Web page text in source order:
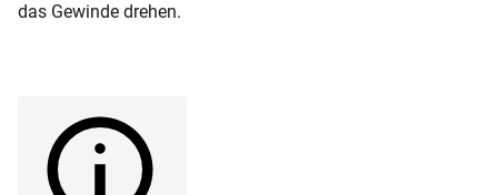
das Gewinde drehen.